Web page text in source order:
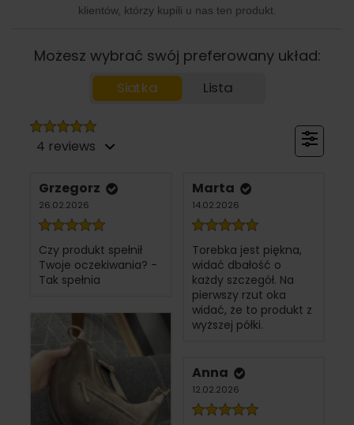
klientów, którzy kupili u nas ten produkt.
Możesz wybrać swój preferowany układ:
Siatka Lista
4 reviews
Grzegorz
26.02.2026
Czy produkt spełnił
Twoje oczekiwania? -
Tak spełnia
Marta
14.02.2026
Torebka jest piękna,
widać dbałość o
każdy szczegół. Na
pierwszy rzut oka
widać, że to produkt z
wyższej półki.
Anna
12.02.2026